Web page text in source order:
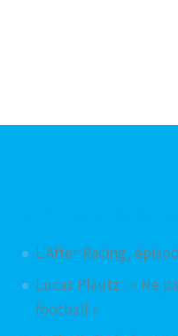
L'After Racing,
Lucas Plautz : « Ne
football »